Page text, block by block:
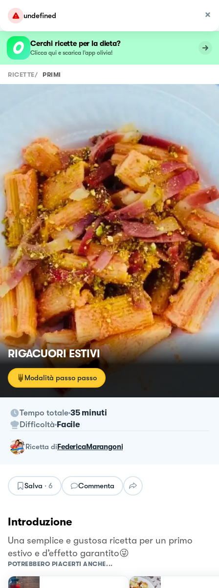
undefined
Cerchi ricette per la dieta?
Clicca qui e scarica l’app olivia!
RICETTE/ PRIMI
RIGACUORI ESTIVI
Modalità passo passo
Tempo totale 35 minuti
Difficoltà Facile
ricetta diFedericaMarangoni
Salva · 6 Commenta
Introduzione
Una semplice e gustosa ricetta per un primo
estivo e d’effetto garantito😜
POTREBBERO PIACERTI ANCHE...